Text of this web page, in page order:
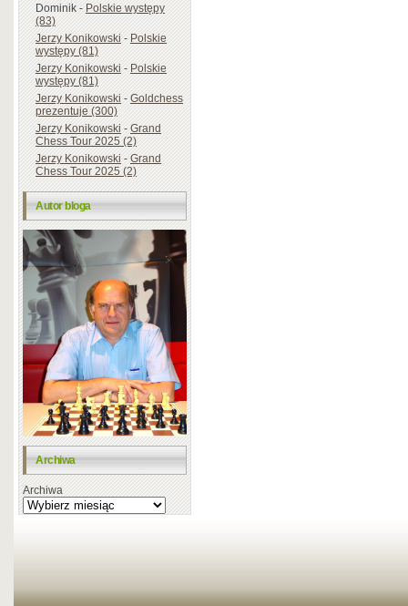
Dominik-Polskie występy
(83)
Jerzy Konikowski-Polskie
występy (81)
Jerzy Konikowski-Polskie
występy (81)
Jerzy Konikowski-Goldchess
prezentuje (300)
Jerzy Konikowski-Grand
Chess Tour 2025 (2)
Jerzy Konikowski-Grand
Chess Tour 2025 (2)
Autor bloga
Archiwa
Archiwa